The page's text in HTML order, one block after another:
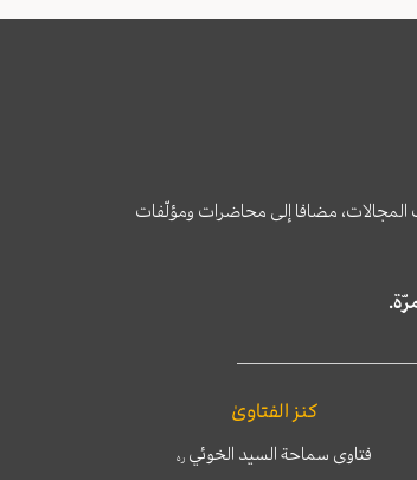
المجالات، مضافا إلى محاضرات ومؤلّفات
كنز الفتاوىٰ
فتاوى سماحة السيد الخوئي ره